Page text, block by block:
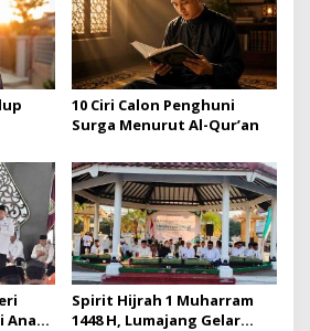
10 Ciri Calon Penghuni
Surga Menurut Al-Qur’an
Anak
Spirit Hijrah 1 Muharram
1448 H, Lumajang Gelar